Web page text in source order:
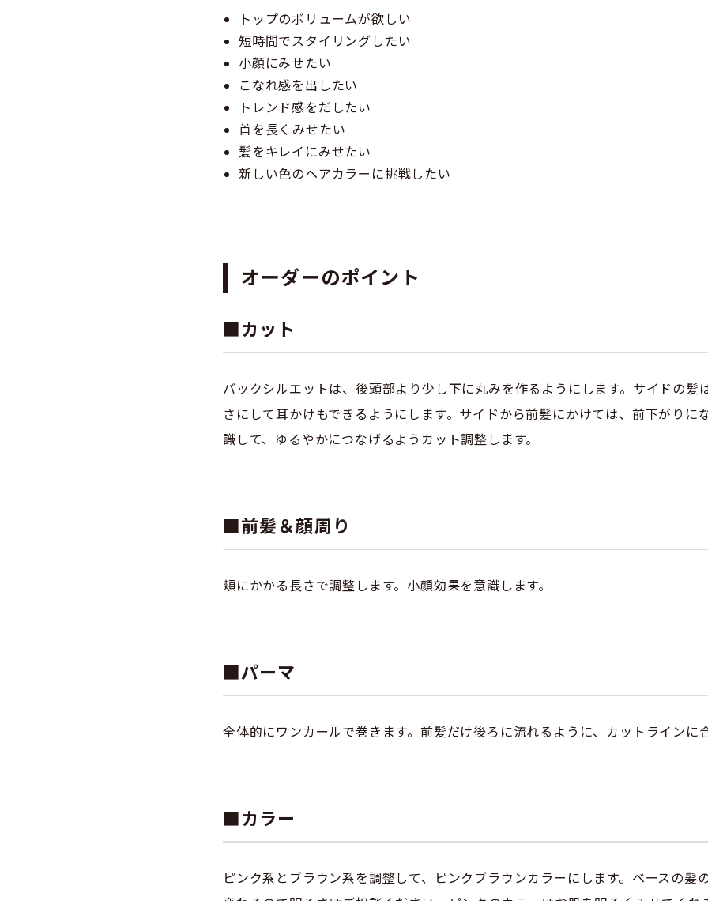
トップのボリュームが欲しい
短時間でスタイリングしたい
小顔にみせたい
こなれ感を出したい
トレンド感をだしたい
首を長くみせたい
髪をキレイにみせたい
新しい色のヘアカラーに挑戦したい
オーダーのポイント
■カット
バックシルエットは、後頭部より少し下に丸みを作るようにします。サイドの髪
さにして耳かけもできるようにします。サイドから前髪にかけては、前下がりに
識して、ゆるやかにつなげるようカット調整します。
■前髪＆顔周り
頬にかかる長さで調整します。小顔効果を意識します。
■パーマ
全体的にワンカールで巻きます。前髪だけ後ろに流れるように、カットラインに
■カラー
ピンク系とブラウン系を調整して、ピンクブラウンカラーにします。ベースの髪